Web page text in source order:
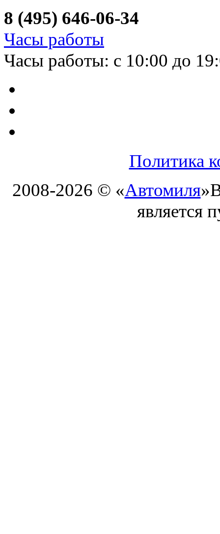
8 (495) 646-06-34
Часы работы
Часы работы: с 10:00 до
Политика
2008-2026 © «Автомиля»
является